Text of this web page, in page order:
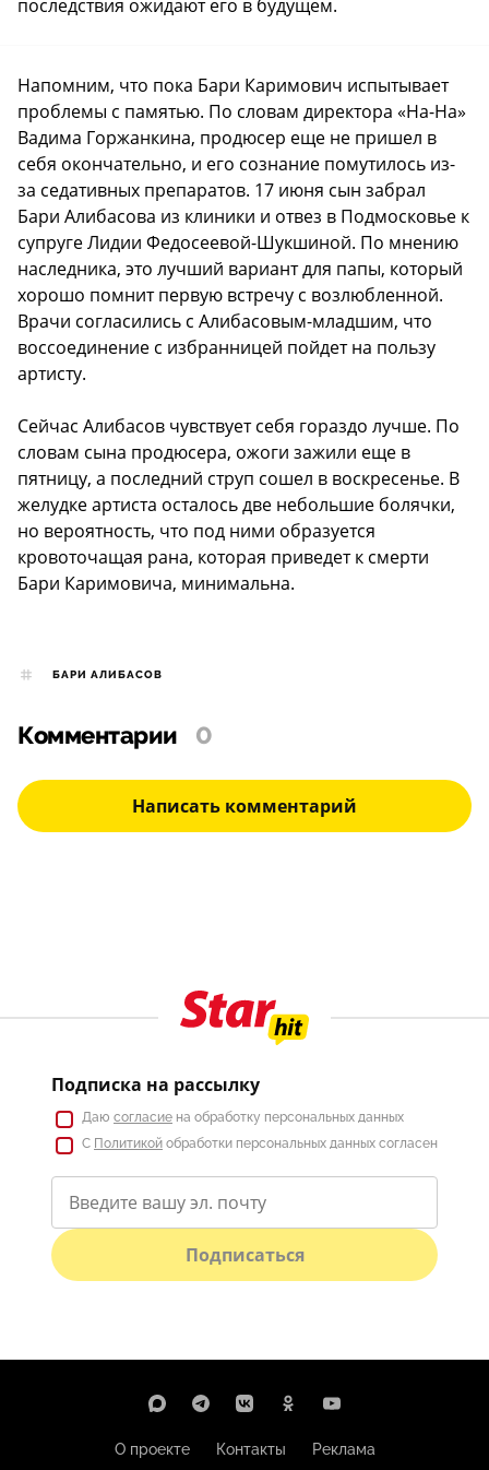
последствия ожидают его в будущем.
Напомним, что пока Бари Каримович испытывает
проблемы с памятью. По словам директора «На-На»
Вадима Горжанкина, продюсер еще не пришел в
себя окончательно, и его сознание помутилось из-
за седативных препаратов. 17 июня сын забрал
Бари Алибасова из клиники и отвез в Подмосковье к
супруге Лидии Федосеевой-Шукшиной. По мнению
наследника, это лучший вариант для папы, который
хорошо помнит первую встречу с возлюбленной.
Врачи согласились с Алибасовым-младшим, что
воссоединение с избранницей пойдет на пользу
артисту.
Сейчас Алибасов чувствует себя гораздо лучше. По
словам сына продюсера, ожоги зажили еще в
пятницу, а последний струп сошел в воскресенье. В
желудке артиста осталось две небольшие болячки,
но вероятность, что под ними образуется
кровоточащая рана, которая приведет к смерти
Бари Каримовича, минимальна.
БАРИ АЛИБАСОВ
Комментарии 0
Написать комментарий
Подписка на рассылку
Даю согласие на обработку персональных данных
С Политикой обработки персональных данных согласен
Подписаться
О проекте Контакты
Реклама